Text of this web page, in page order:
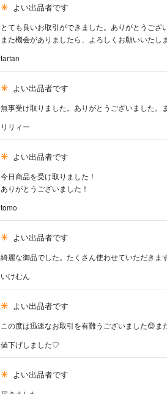
よい出品者です
とても良いお取引ができました。ありがとうござ
また機会がありましたら、よろしくお願いいたしま
tartan
よい出品者です
無事受け取りました。ありがとうございました。
リリィー
よい出品者です
今日商品を受け取りました！
ありがとうございました！
tomo
よい出品者です
綺麗な御品でした。たくさん使わせていただきます
いけむん
よい出品者です
この度は迅速なお取引を有難うございました😌ま
値下げしました♡
よい出品者です